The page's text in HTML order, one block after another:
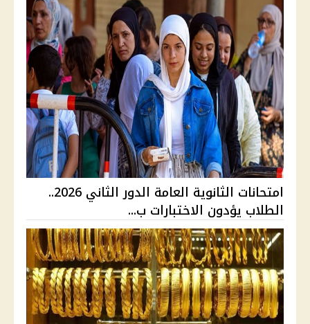
امتحانات الثانوية العامة الدور الثاني 2026..
الطلاب يؤدون الاختبارات ب...